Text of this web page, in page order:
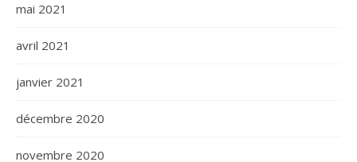
mai 2021
avril 2021
janvier 2021
décembre 2020
novembre 2020